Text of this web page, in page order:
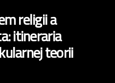
religii a
itineraria
teorii